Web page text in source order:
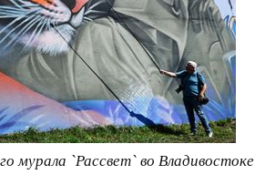
мурала `Рассвет` во Владивостоке